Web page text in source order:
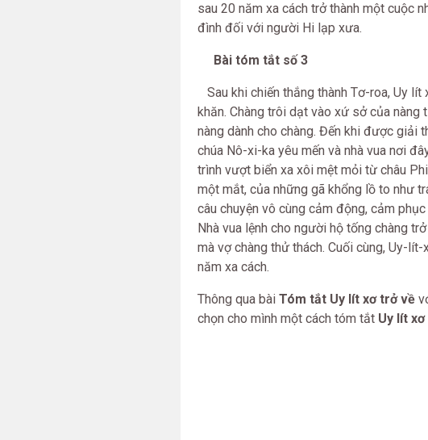
sau 20 năm xa cách trở thành một cuộc
đình đối với người Hi lạp xưa.
Bài tóm tắt số 3
Sau khi chiến thắng thành Tơ-roa, Uy
khăn. Chàng trôi dạt vào xứ sở của
nàng dành cho chàng. Đến khi được
chúa Nô-xi-ka yêu mến và nhà vua nơi
trình vượt biển xa xôi mệt mỏi từ châu
một mắt, của những gã khổng lồ to như
câu chuyện vô cùng cảm động, cảm
Nhà vua lệnh cho người hộ tống chàng
mà vợ chàng thử thách. Cuối cùng, Uy-
năm xa cách.
Thông qua bài Tóm tắt Uy lít xơ trở về
chọn cho mình một cách tóm tắt Uy lít